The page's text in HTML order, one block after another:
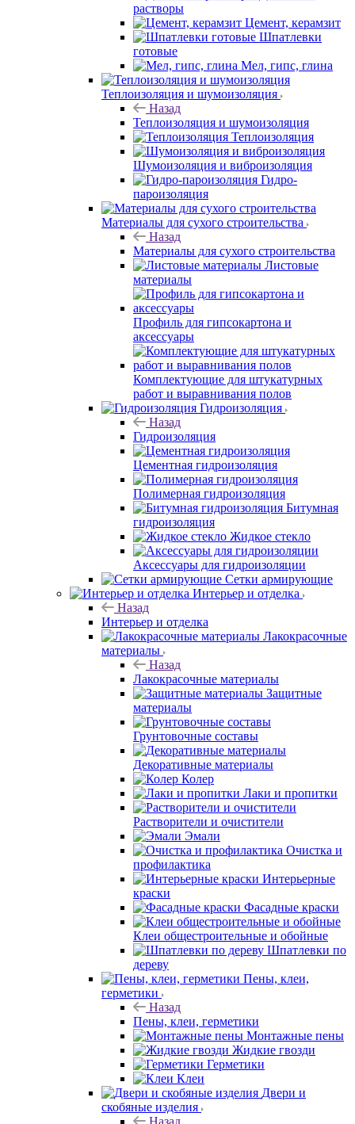
растворы
Цемент, керамзит
Шпатлевки
готовые
Мел, гипс, глина
Теплоизоляция и шумоизоляция
Назад
Теплоизоляция и шумоизоляция
Теплоизоляция
Шумоизоляция и виброизоляция
Гидро-
пароизоляция
Материалы для сухого строительства
Назад
Материалы для сухого строительства
Листовые
материалы
Профиль для гипсокартона и
аксессуары
Комплектующие для штукатурных
работ и выравнивания полов
Гидроизоляция
Назад
Гидроизоляция
Цементная гидроизоляция
Полимерная гидроизоляция
Битумная
гидроизоляция
Жидкое стекло
Аксессуары для гидроизоляции
Сетки армирующие
Интерьер и отделка
Назад
Интерьер и отделка
Лакокрасочные
материалы
Назад
Лакокрасочные материалы
Защитные
материалы
Грунтовочные составы
Декоративные материалы
Колер
Лаки и пропитки
Растворители и очистители
Эмали
Очистка и
профилактика
Интерьерные
краски
Фасадные краски
Клеи общестроительные и обойные
Шпатлевки по
дереву
Пены, клеи,
герметики
Назад
Пены, клеи, герметики
Монтажные пены
Жидкие гвозди
Герметики
Клеи
Двери и
скобяные изделия
Назад